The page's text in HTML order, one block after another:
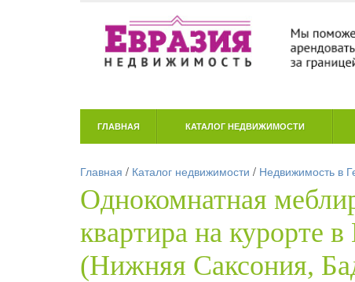
ГЛАВНАЯ КАТАЛОГ НЕДВИЖИМОСТИ
Главная / Каталог недвижимости / Недвижимость в
Однокомнатная
квартира на курорте
(Нижняя Саксония,